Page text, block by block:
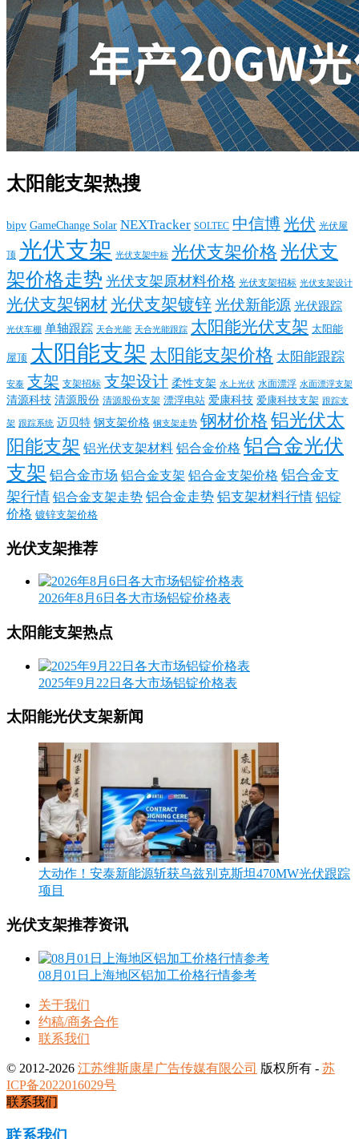
太阳能支架热搜
bipv GameChange Solar NEXTracker SOLTEC 中信博光伏 光伏屋
顶 光伏支架 光伏支架中标 光伏支架价格 光伏支
架价格走势 光伏支架原材料价格 光伏支架招标 光伏支架设计
光伏支架钢材光伏支架镀锌光伏新能源 光伏跟踪
光伏车棚 单轴跟踪 天合光能 天合光能跟踪 太阳能光伏支架 太阳能
屋顶 太阳能支架 太阳能支架价格 太阳能跟踪
安泰 支架 支架招标 支架设计 柔性支架 水上光伏 水面漂浮 水面漂浮支架
清源科技 清源股份 清源股份支架 漂浮电站 爱康科技 爱康科技支架 跟踪支
架 跟踪系统 迈贝特 钢支架价格 钢支架走势 钢材价格 铝光伏太
阳能支架 铝光伏支架材料 铝合金价格 铝合金光伏
支架 铝合金市场 铝合金支架 铝合金支架价格 铝合金支
架行情 铝合金支架走势 铝合金走势 铝支架材料行情 铝锭
价格 镀锌支架价格
光伏支架推荐
2026年8月6日各大市场铝锭价格表
太阳能支架热点
2025年9月22日各大市场铝锭价格表
太阳能光伏支架新闻
大动作！安泰新能源斩获乌兹别克斯坦470MW光伏跟踪
项目
光伏支架推荐资讯
08月01日上海地区铝加工价格行情参考
关于我们
约稿/商务合作
联系我们
© 2012-2026 江苏维斯康星广告传媒有限公司 版权所有 - 苏
ICP备2022016029号
联系我们
联系我们